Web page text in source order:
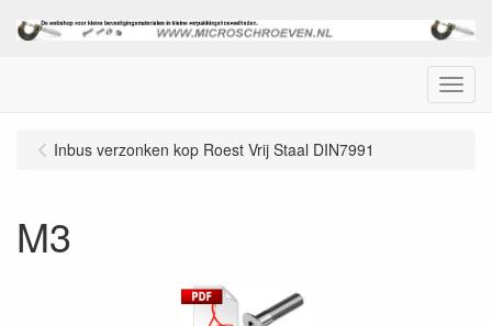
Menu
Inbus verzonken kop Roest Vrij Staal DIN7991
M3